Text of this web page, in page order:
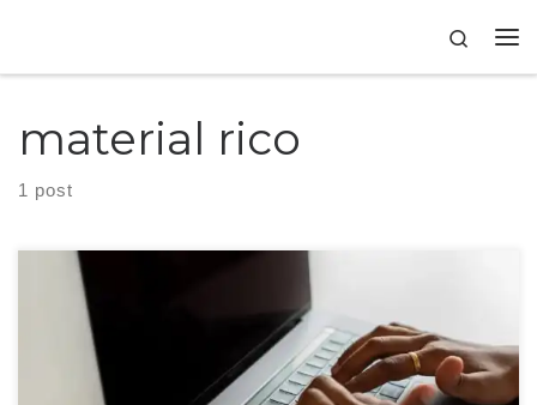
Search
material rico
1 post
Landing page nada mais é do que uma página de um site acessada por uma